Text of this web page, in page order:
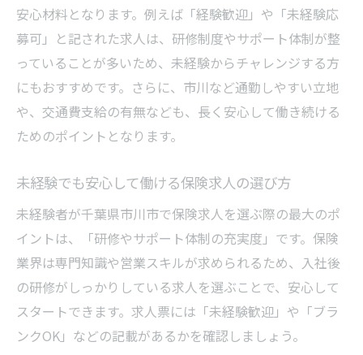
安心材料となります。例えば「経験歓迎」や「未経験応
募可」と記された求人は、研修制度やサポート体制が整
っていることが多いため、未経験からチャレンジする方
にもおすすめです。さらに、市川など通勤しやすい立地
や、交通費支給の有無なども、長く安心して働き続ける
ためのポイントとなります。
未経験でも安心して働ける保険求人の選び方
未経験者が千葉県市川市で保険求人を選ぶ際の最大のポ
イントは、「研修やサポート体制の充実度」です。保険
業界は専門知識や営業スキルが求められるため、入社後
の研修がしっかりしている求人を選ぶことで、安心して
スタートできます。求人票には「未経験歓迎」や「ブラ
ンクOK」などの記載があるかを確認しましょう。